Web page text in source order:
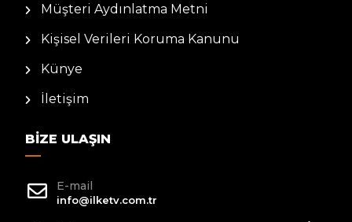
Müşteri Aydınlatma Metni
Kişisel Verileri Koruma Kanunu
Künye
İletişim
BIZE ULAŞIN
E-mail
info@ilketv.com.tr